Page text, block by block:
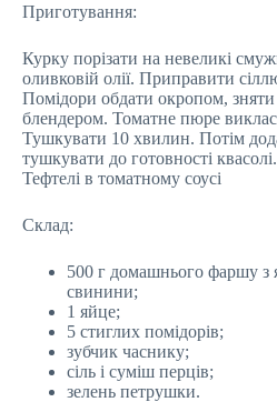
Приготування:
Курку порізати на невеликі
оливковій олії. Приправити
Помідори обдати окропом,
блендером. Томатне пюре
Тушкувати 10 хвилин. Потім
тушкувати до готовності квасолі.
Тефтелі в томатному соусі
Склад:
500 г домашнього фаршу з
свинини;
1 яйце;
5 стиглих помідорів;
зубчик часнику;
сіль і суміш перців;
зелень петрушки.